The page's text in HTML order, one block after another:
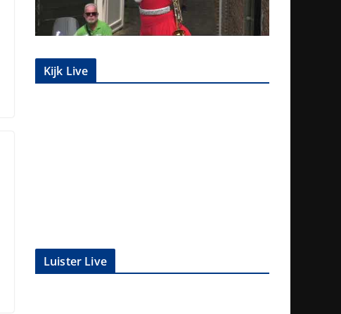
Kijk Live
Luister Live